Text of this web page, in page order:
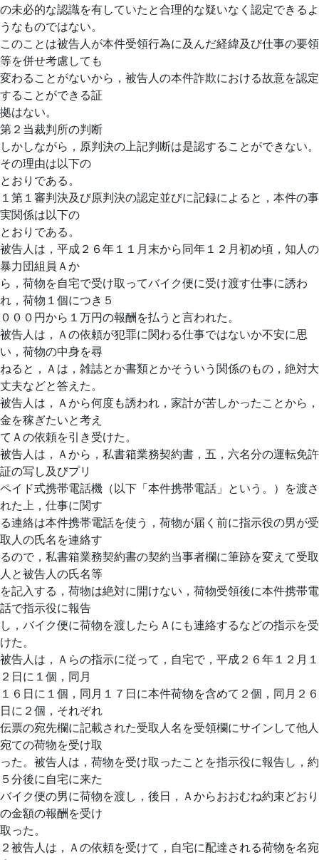
の未必的な認識を有していたと合理的な疑いなく認定できるよ
うなものではない。
このことは被告人が本件受領行為に及んだ経緯及び仕事の要領
等を併せ考慮しても
変わることがないから，被告人の本件詐欺における故意を認定
することができる証
拠はない。
第２当裁判所の判断
しかしながら，原判決の上記判断は是認することができない。
その理由は以下の
とおりである。
１第１審判決及び原判決の認定並びに記録によると，本件の事
実関係は以下の
とおりである。
被告人は，平成２６年１１月末から同年１２月初め頃，知人の
暴力団組員Ａか
ら，荷物を自宅で受け取ってバイク便に受け渡す仕事に誘わ
れ，荷物１個につき５
０００円から１万円の報酬を払うと言われた。
被告人は，Ａの依頼が犯罪に関わる仕事ではないか不安に思
い，荷物の中身を尋
ねると，Ａは，雑誌とか書類とかそういう関係のもの，絶対大
丈夫などと答えた。
被告人は，Ａから何度も誘われ，家計が苦しかったことから，
金を稼ぎたいと考え
てＡの依頼を引き受けた。
被告人は，Ａから，私書箱業務契約書，五，六名分の運転免許
証の写し及びプリ
ペイド式携帯電話機（以下「本件携帯電話」という。）を渡さ
れた上，仕事に関す
る連絡は本件携帯電話を使う，荷物が届く前に指示役の男が受
取人の氏名を連絡す
るので，私書箱業務契約書の契約当事者欄に筆跡を変えて受取
人と被告人の氏名等
を記入する，荷物は絶対に開けない，荷物受領後に本件携帯電
話で指示役に報告
し，バイク便に荷物を渡したらＡにも連絡するなどの指示を受
けた。
被告人は，Ａらの指示に従って，自宅で，平成２６年１２月１
２日に１個，同月
１６日に１個，同月１７日に本件荷物を含めて２個，同月２６
日に２個，それぞれ
伝票の宛先欄に記載された受取人名を受領欄にサインして他人
宛ての荷物を受け取
った。被告人は，荷物を受け取ったことを指示役に報告し，約
５分後に自宅に来た
バイク便の男に荷物を渡し，後日，Ａからおおむね約束どおり
の金額の報酬を受け
取った。
２被告人は，Ａの依頼を受けて，自宅に配達される荷物を名宛